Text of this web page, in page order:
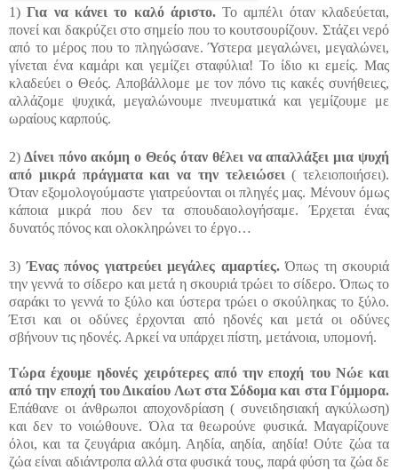
1)Για να κάνει το καλό άριστο.Το αμπέλι όταν κλαδεύεται,
πονεί και δακρύζει στο σημείο που το κουτσουρίζουν. Στάζει νερό
από το μέρος που το πληγώσανε. Ύστερα μεγαλώνει, μεγαλώνει,
γίνεται ένα καμάρι και γεμίζει σταφύλια! Το ίδιο κι εμείς. Μας
κλαδεύει ο Θεός. Αποβάλλομε με τον πόνο τις κακές συνήθειες,
αλλάζομε ψυχικά, μεγαλώνουμε πνευματικά και γεμίζουμε με
ωραίους καρπούς.
2) Δίνει πόνο ακόμη ο Θεός όταν θέλει να απαλλάξει μια ψυχή
από μικρά πράγματα και να την τελειώσει( τελειοποιήσει).
Όταν εξομολογούμαστε γιατρεύονται οι πληγές μας. Μένουν όμως
κάποια μικρά που δεν τα σπουδαιολογήσαμε. Έρχεται ένας
δυνατός πόνος και ολοκληρώνει το έργο…
3)Ένας πόνος γιατρεύει μεγάλες αμαρτίες.Όπως τη σκουριά
την γεννά το σίδερο και μετά η σκουριά τρώει το σίδερο. Όπως το
σαράκι το γεννά το ξύλο και ύστερα τρώει ο σκούληκας το ξύλο.
Έτσι και οι οδύνες έρχονται από ηδονές και μετά οι οδύνες
σβήνουν τις ηδονές. Αρκεί να υπάρχει πίστη, μετάνοια, υπομονή.
Τώρα έχουμε ηδονές χειρότερες από την εποχή του Νώε και
από την εποχή του Δικαίου Λωτ στα Σόδομα και στα Γόμμορα.
Επάθανε οι άνθρωποι αποχονδρίαση ( συνειδησιακή αγκύλωση)
και δεν το νοιώθουνε. Όλα τα θεωρούνε φυσικά. Μαγαρίζουνε
όλοι, και τα ζευγάρια ακόμη. Αηδία, αηδία, αηδία! Ούτε ζώα τα
ζώα είναι αδιάντροπα αλλά στα φυσικά τους, παρά φύση τα ζώα δε